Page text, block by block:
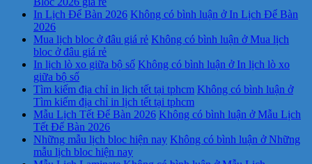
In Lịch Để Bàn 2026 Không có bình luận ở In Lịch Để Bàn
2026
Mua lịch bloc ở đâu giá rẻ Không có bình luận ở Mua lịch
bloc ở đâu giá rẻ
In lịch lò xo giữa bộ số Không có bình luận ở In lịch lò xo
giữa bộ số
Tìm kiếm địa chỉ in lịch tết tại tphcm Không có bình luận ở
Tìm kiếm địa chỉ in lịch tết tại tphcm
Mẫu Lịch Tết Để Bàn 2026 Không có bình luận ở Mẫu Lịch
Tết Để Bàn 2026
Những mẫu lịch bloc hiện nay Không có bình luận ở Những
mẫu lịch bloc hiện nay